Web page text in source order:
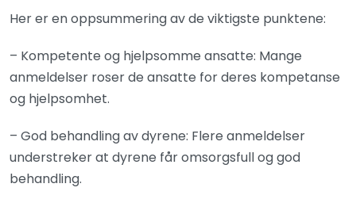
Her er en oppsummering av de viktigste punktene:
– Kompetente og hjelpsomme ansatte: Mange
anmeldelser roser de ansatte for deres kompetanse
og hjelpsomhet.
– God behandling av dyrene: Flere anmeldelser
understreker at dyrene får omsorgsfull og god
behandling.